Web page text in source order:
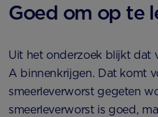
Goed om op te
Uit het onderzoek blijkt dat
A binnenkrijgen. Dat komt
smeerleverworst gegeten
smeerleverworst is goed,